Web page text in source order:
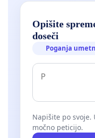
Opišite
doseči
Poganja
Napišite po svoje.
močno peticijo.